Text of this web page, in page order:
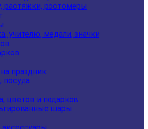
растяжки, ростомеры
учителю, медали, значки
праздник
посуда
цветов и подарков
шары